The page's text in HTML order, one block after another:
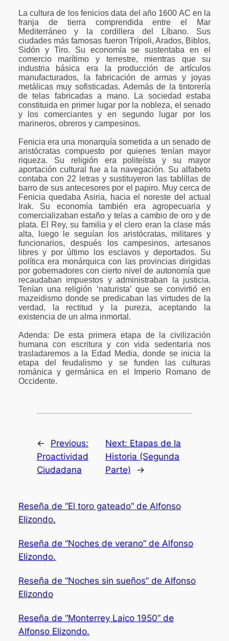
La cultura de los fenicios data del año 1600 AC en la
franja de tierra comprendida entre el Mar
Mediterráneo y la cordillera del Líbano. Sus
ciudades más famosas fueron Trípoli, Arados, Biblos,
Sidón y Tiro. Su economía se sustentaba en el
comercio marítimo y terrestre, mientras que su
industria básica era la producción de artículos
manufacturados, la fabricación de armas y joyas
metálicas muy sofisticadas. Además de la tintorería
de telas fabricadas a mano. La sociedad estaba
constituida en primer lugar por la nobleza, el senado
y los comerciantes y en segundo lugar por los
marineros, obreros y campesinos.
Fenicia era una monarquía sometida a un senado de
aristócratas compuesto por quienes tenían mayor
riqueza. Su religión era politeísta y su mayor
aportación cultural fue a la navegación. Su alfabeto
contaba con 22 letras y sustituyeron las tablillas de
barro de sus antecesores por el papiro. Muy cerca de
Fenicia quedaba Asiria, hacia el noreste del actual
Irak. Su economía también era agropecuaria y
comercializaban estaño y telas a cambio de oro y de
plata. El Rey, su familia y el clero eran la clase más
alta, luego le seguían los aristócratas, militares y
funcionarios, después los campesinos, artesanos
libres y por último los esclavos y deportados. Su
política era monárquica con las provincias dirigidas
por gobernadores con cierto nivel de autonomía que
recaudaban impuestos y administraban la justicia.
Tenían una religión ‘naturista’ que se convirtió en
mazeidismo donde se predicaban las virtudes de la
verdad, la rectitud y la pureza, aceptando la
existencia de un alma inmortal.
Adenda: De esta primera etapa de la civilización
humana con escritura y con vida sedentaria nos
trasladaremos a la Edad Media, donde se inicia la
etapa del feudalismo y se funden las culturas
románica y germánica en el Imperio Romano de
Occidente.
←
Previous:
Proactividad
Ciudadana
Next: Etapas de la
Historia (Segunda
Parte)
→
Reseña de “El toro gateado” de Alfonso
Elizondo.
Reseña de “Noches de verano” de Alfonso
Elizondo.
Reseña de “Noches sin sueños” de Alfonso
Elizondo
Reseña de “Monterrey Laico 1950” de
Alfonso Elizondo.